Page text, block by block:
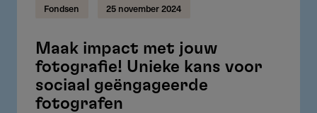
Fondsen 25 november 2024
Maak impact met jouw
fotografie! Unieke kans voor
sociaal geëngageerde
fotografen